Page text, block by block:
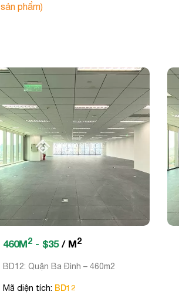
sản phẩm)
460M2 - $35/ M2
BD12: Quận Ba Đình – 460m2
Mã diện tích: BD12